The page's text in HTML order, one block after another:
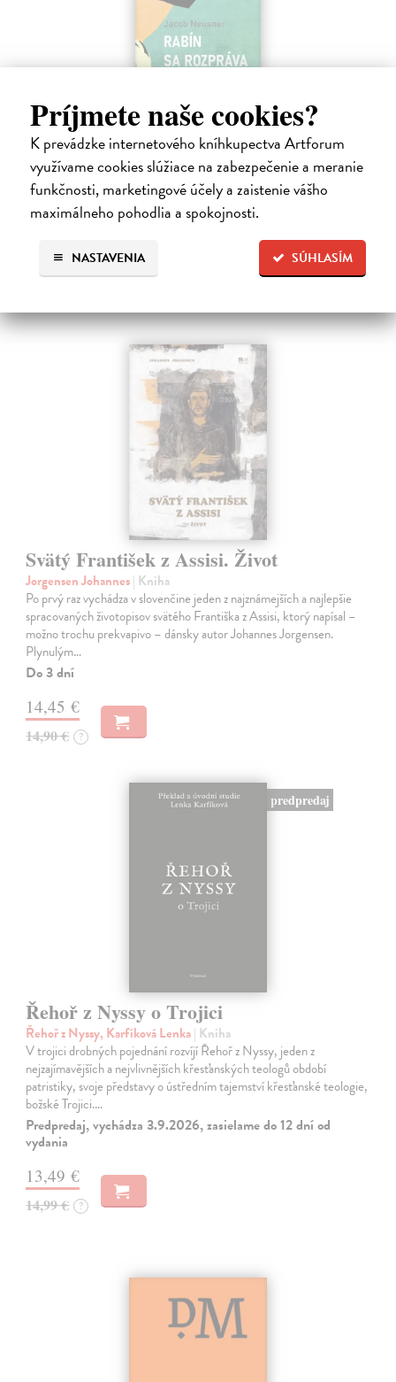
Príjmete naše cookies?
K prevádzke internetového kníhkupectva Artforum
využívame cookies slúžiace na zabezpečenie a meranie
funkčnosti, marketingové účely a zaistenie vášho
maximálneho pohodlia a spokojnosti.
SÚHLASÍM
NASTAVENIA
Rabín sa rozpráva s Ježišom
Neusner Jacob | Kniha
Autor knihy sa v duchu stáva v Galilei poslucháčom Ježišovej Reči na
vrchu. Ako pravoverný rabín sa usiluje pozorne počúvať tohto nového
učiteľa a porovnáva jeho učenie s tým, čo hovorí židovská Tóra.
Na sklade
12,60 €
14,00 €
Svätý František z Assisi. Život
Jorgensen Johannes| Kniha
Po prvý raz vychádza v slovenčine jeden z najznámejších a najlepšie
spracovaných životopisov svätého Františka z Assisi, ktorý napísal –
možno trochu prekvapivo – dánsky autor Johannes Jorgensen.
Plynulým…
Do 3 dní
14,45 €
14,90 € ?
predpredaj
Řehoř z Nyssy o Trojici
Řehoř z Nyssy, Karfíková Lenka| Kniha
V trojici drobných pojednání rozvíjí Řehoř z Nyssy, jeden z
nejzajímavějších a nejvlivnějších křesťanských teologů období
patristiky, svoje představy o ústředním tajemství křesťanské teologie,
božské Trojici.…
Predpredaj, vychádza 3.9.2026, zasielame do 12 dní od
vydania
13,49 €
14,99 € ?